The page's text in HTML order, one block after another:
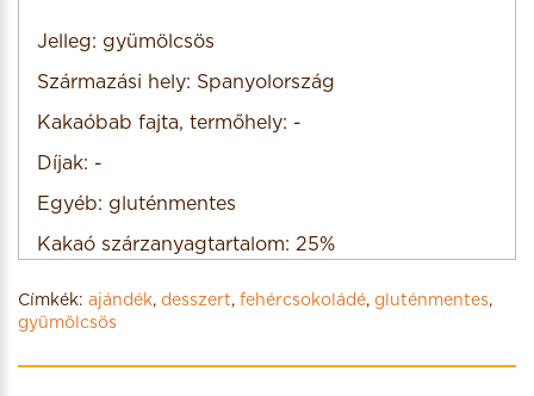
Jelleg: gyümölcsös
Származási hely: Spanyolország
Kakaóbab fajta, termőhely: -
Díjak: -
Egyéb: gluténmentes
Kakaó szárzanyagtartalom: 25%
Címkék: ajándék, desszert, fehércsokoládé, gluténmentes,
gyümölcsös